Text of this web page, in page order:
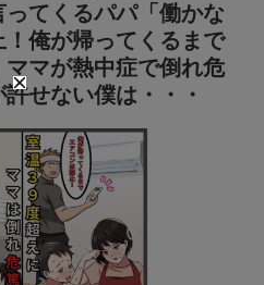
てくるパパ「働かな
俺が帰ってくるまで
マが熱中症で倒れ危
せない僕は・・・